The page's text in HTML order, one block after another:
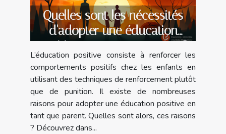
Quelles sont les nécessités
d'adopter une éducation
positive en tant que parent ?
L’éducation positive consiste à renforcer les
comportements positifs chez les enfants en
utilisant des techniques de renforcement plutôt
que de punition. Il existe de nombreuses
raisons pour adopter une éducation positive en
tant que parent. Quelles sont alors, ces raisons
? Découvrez dans...